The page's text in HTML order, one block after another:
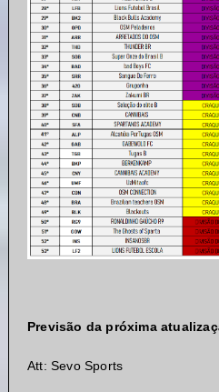
Previsão da próxima
Att: Sevo Sports